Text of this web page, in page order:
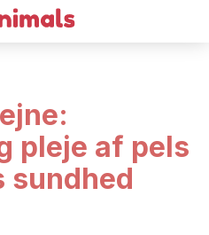
pleje af pels
sundhed